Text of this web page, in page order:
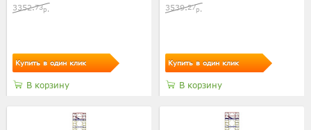
3352.73р.
Купить в один клик
В корзину
3539.27р.
Купить в один клик
В корзину